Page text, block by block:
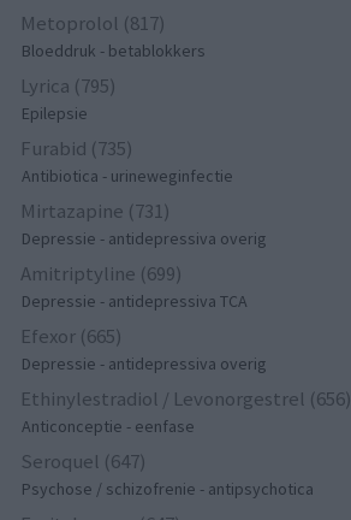
Metoprolol (817)
Bloeddruk - betablokkers
Lyrica (795)
Epilepsie
Furabid (735)
Antibiotica - urineweginfectie
Mirtazapine (731)
Depressie - antidepressiva overig
Amitriptyline (699)
Depressie - antidepressiva TCA
Efexor (665)
Depressie - antidepressiva overig
Ethinylestradiol / Levonorgestrel (656)
Anticonceptie - eenfase
Seroquel (647)
Psychose / schizofrenie - antipsychotica